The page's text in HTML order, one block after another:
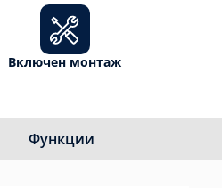
Включен монтаж
Функции